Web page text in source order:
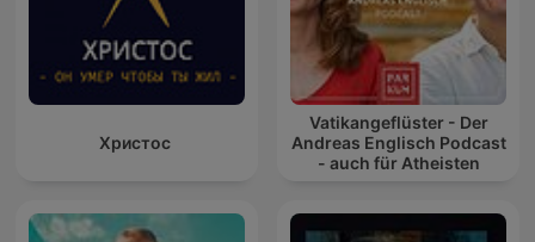
Vatikangeflüster - Der
Andreas Englisch Podcast
- auch für Atheisten